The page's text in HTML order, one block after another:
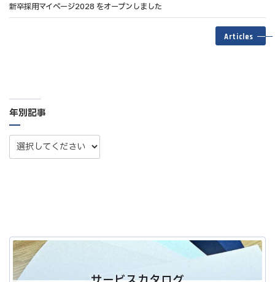
新卒採用マイページ2028 をオープンしました
Articles
年別記事